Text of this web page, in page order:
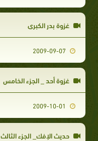
غزوة بدر الكبري
غزوة أحد _ الجزء الخامس
حديث الإفك_ الجزء الثالث